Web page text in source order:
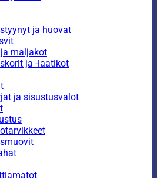
ja huovat
maljakot
ja -laatikot
ja sisustusvalot